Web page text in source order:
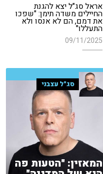
אראל סג"ל יצא להגנת
החיילים משדה תימן: "שפכו
את דמם, הם לא אנסו ולא
התעללו"
09/11/2025
סג"ל עצבני
המאזין: "הטעות פה